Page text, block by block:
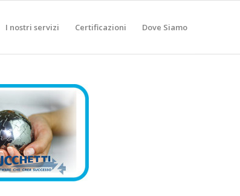
I nostri servizi Certificazioni Dove Siamo